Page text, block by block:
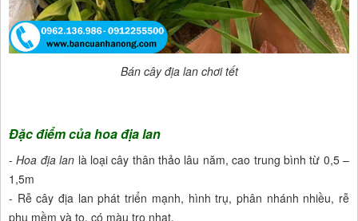
Bán cây địa lan chơi tết
Đặc điểm của hoa địa lan
-Hoa địa lan là loại cây thân thảo lâu năm, cao trung bình từ 0,5 –
1,5m
- Rễ cây địa lan phát triển mạnh, hình trụ, phân nhánh nhiều, rễ
phụ mềm và to, có màu tro nhạt.